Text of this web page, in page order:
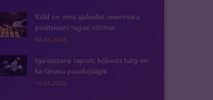
Kuld on oma ajaloolist reservvara
positsiooni tagasi võtmas
07.05.2026
Iga-aastane raport: hõbeda turg on
ka tänavu puudujäägis
16.04.2026